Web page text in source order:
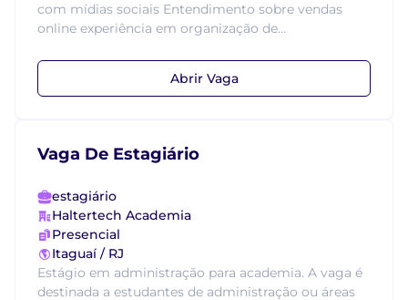
com mídias sociais Entendimento sobre vendas
online experiência em organização de...
Abrir Vaga
Vaga De Estagiário
estagiário
Haltertech Academia
Presencial
Itaguaí / RJ
Estágio em administração para academia. A vaga é
destinada a estudantes de administração ou áreas